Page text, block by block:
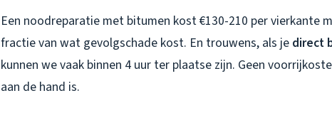
Een noodreparatie met bitumen kost €130-210 per vierkante
fractie van wat gevolgschade kost. En trouwens, als je direct
kunnen we vaak binnen 4 uur ter plaatse zijn. Geen
aan de hand is.